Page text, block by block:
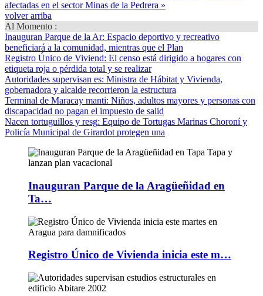
afectadas en el sector Minas de la Pedrera »
volver arriba
Al Momento :
Inauguran Parque de la Ar: Espacio deportivo y recreativo
beneficiará a la comunidad, mientras que el Plan
Registro Único de Viviend: El censo está dirigido a hogares con
etiqueta roja o pérdida total y se realizar
Autoridades supervisan es: Ministra de Hábitat y Vivienda,
gobernadora y alcalde recorrieron la estructura
Terminal de Maracay manti: Niños, adultos mayores y personas con
discapacidad no pagan el impuesto de salid
Nacen tortuguillos y resg: Equipo de Tortugas Marinas Choroní y
Policía Municipal de Girardot protegen una
Inauguran Parque de la Aragüeñidad en
Ta…
Registro Único de Vivienda inicia este m…